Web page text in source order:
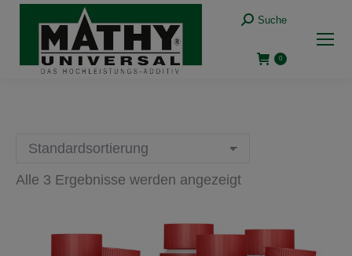
Suche:
Suche
0
Alle 3 Ergebnisse werden angezeigt